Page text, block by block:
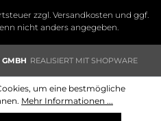
zzgl. Versandkosten und ggf.
nicht anders angegeben.
GMBH REALISIERT MIT SHOPWARE
um eine bestmögliche
Mehr Informationen ...